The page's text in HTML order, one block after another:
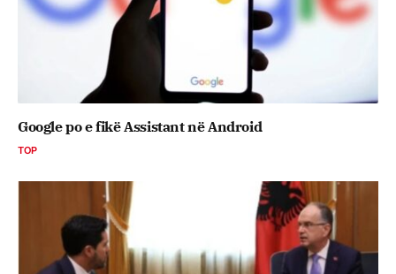
Google po e fikë Assistant në Android
TOP